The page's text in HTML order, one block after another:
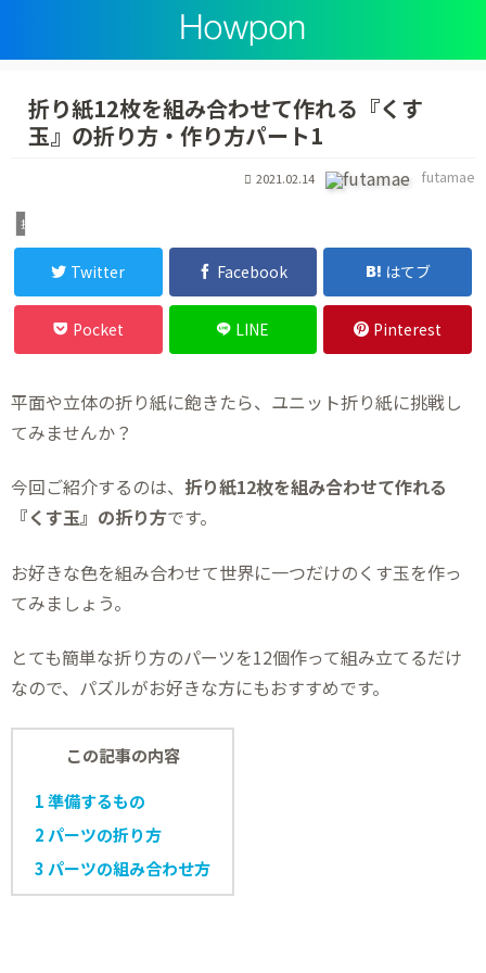
折り紙12枚を組み合わせて作れる『くす
玉』の折り方・作り方パート1
futamae
2021.02.14
折り紙
Twitter Facebook はてブ
Pocket LINE Pinterest
平面や立体の折り紙に飽きたら、ユニット折り紙に挑戦し
てみませんか？
今回ご紹介するのは、 折り紙12枚を組み合わせて作れる
『くす玉』の折り方です。
お好きな色を組み合わせて世界に一つだけのくす玉を作っ
てみましょう。
とても簡単な折り方のパーツを12個作って組み立てるだけ
なので、パズルがお好きな方にもおすすめです。
この記事の内容
1準備するもの
2 パーツの折り方
3 パーツの組み合わせ方